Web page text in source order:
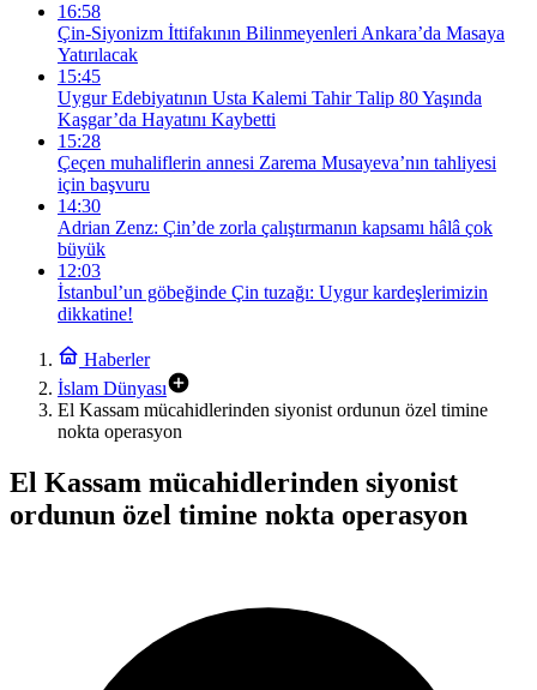
16:58
Çin-Siyonizm İttifakının Bilinmeyenleri Ankara’da Masaya
Yatırılacak
15:45
Uygur Edebiyatının Usta Kalemi Tahir Talip 80 Yaşında
Kaşgar’da Hayatını Kaybetti
15:28
Çeçen muhaliflerin annesi Zarema Musayeva’nın tahliyesi
için başvuru
14:30
Adrian Zenz: Çin’de zorla çalıştırmanın kapsamı hâlâ çok
büyük
12:03
İstanbul’un göbeğinde Çin tuzağı: Uygur kardeşlerimizin
dikkatine!
Haberler
İslam Dünyası
El Kassam mücahidlerinden siyonist ordunun özel timine
nokta operasyon
El Kassam mücahidlerinden siyonist
ordunun özel timine nokta operasyon